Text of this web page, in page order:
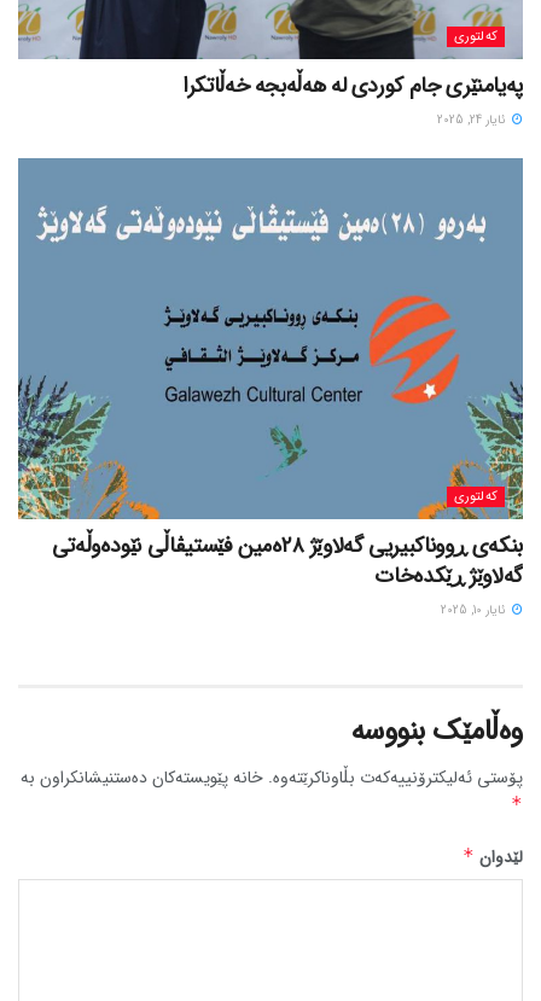
کەلتوری
پەیامنێری جام کوردی لە ھەڵەبجە خەڵاتکرا
ئایار 24, 2025
کەلتوری
بنکەی ڕووناکبیریی گەلاوێژ ٢٨ەمین فێستیڤاڵی نێودەوڵەتی
گەلاوێژ ڕێکدەخات
ئایار 10, 2025
وەڵامێک بنووسە
پۆستی ئەلیکترۆنییەکەت بڵاوناکرێتەوە. خانە پێویستەکان دەستنیشانکراون بە
*
لێدوان *